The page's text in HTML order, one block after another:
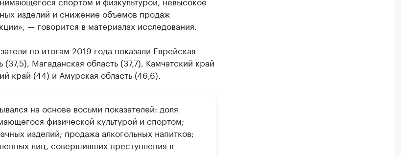
изделий и снижение объемов продаж
— говорится в материалах исследования.
по итогам 2019 года показали Еврейская
(37,5), Магаданская область (37,7), Камчатский край
край (44) и Амурская область (46,6).
на основе восьми показателей: доля
физической культурой и спортом;
изделий; продажа алкогольных напитков;
лиц, совершивших преступления в